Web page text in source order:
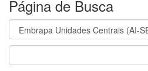
Página de Busca